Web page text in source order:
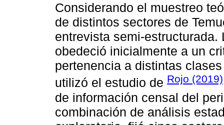
Considerando el muestreo
de distintos sectores de
entrevista semi-
obedeció inicialmente a un
pertenencia a distintas
utilizó el estudio de Rojo (2019)
de información censal del
combinación de análisis